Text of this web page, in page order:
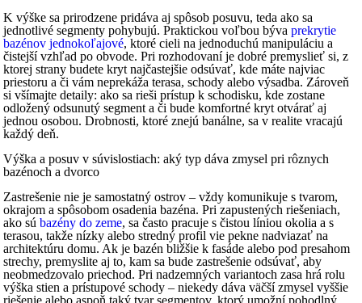
K výške sa prirodzene pridáva aj spôsob posuvu, teda ako sa
jednotlivé segmenty pohybujú. Praktickou voľbou bývaprekrytie
bazénov jednokoľajové, ktoré cieli na jednoduchú manipuláciu a
čistejší vzhľad po obvode. Pri rozhodovaní je dobré premyslieť si, z
ktorej strany budete kryt najčastejšie odsúvať, kde máte najviac
priestoru a či vám neprekáža terasa, schody alebo výsadba. Zároveň
si všímajte detaily: ako sa rieši prístup k schodisku, kde zostane
odložený odsunutý segment a či bude komfortné kryt otvárať aj
jednou osobou. Drobnosti, ktoré znejú banálne, sa v realite vracajú
každý deň.
Výška a posuv v súvislostiach: aký typ dáva zmysel pri rôznych
bazénoch a dvorco
Zastrešenie nie je samostatný ostrov – vždy komunikuje s tvarom,
okrajom a spôsobom osadenia bazéna. Pri zapustených riešeniach,
ako súbazény do zeme, sa často pracuje s čistou líniou okolia a s
terasou, takže nízky alebo stredný profil vie pekne nadviazať na
architektúru domu. Ak je bazén bližšie k fasáde alebo pod presahom
strechy, premyslite aj to, kam sa bude zastrešenie odsúvať, aby
neobmedzovalo priechod. Pri nadzemných variantoch zasa hrá rolu
výška stien a prístupové schody – niekedy dáva väčší zmysel vyššie
riešenie alebo aspoň taký tvar segmentov, ktorý umožní pohodlný